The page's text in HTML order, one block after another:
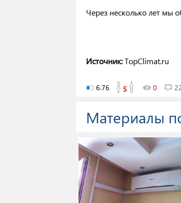
Через несколько лет мы
Источник:TopClimat.ru
6.76 5 0
Материалы